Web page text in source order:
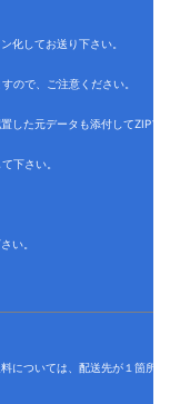
化してお送り下さい。
ので、ご注意ください。
した元データも添付してZIPフ
下さい。
い。
については、配送先が１箇所